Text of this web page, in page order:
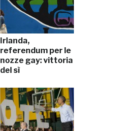
Irlanda,
referendum per le
nozze gay: vittoria
del sì